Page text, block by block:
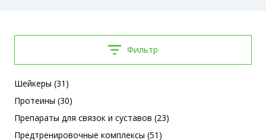
Фильтр
Шейкеры (31)
Протеины (30)
Препараты для связок и суставов (23)
Предтренировочные комплексы (51)